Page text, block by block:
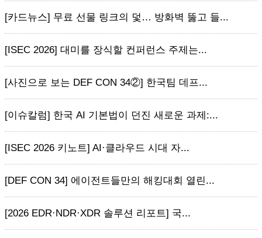
[카드뉴스] 무료 선물 링크의 덫… 방화벽 뚫고 들...
[ISEC 2026] 대미를 장식할 컨퍼런스 주제는...
[사진으로 보는 DEF CON 34②] 한국팀 데프...
[이슈칼럼] 한국 AI 기본법이 던진 새로운 과제:...
[ISEC 2026 키노트] AI·클라우드 시대 자...
[DEF CON 34] 에이전트들만의 해킹대회 열린...
[2026 EDR·NDR·XDR 솔루션 리포트] 국...